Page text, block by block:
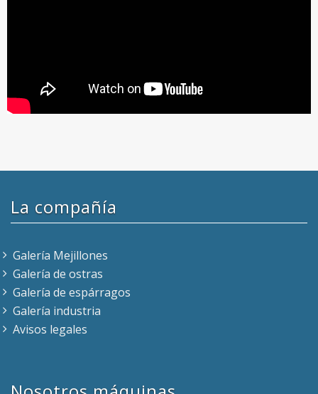
La compañía
Galería Mejillones
Galería de ostras
Galería de espárragos
Galería industria
Avisos legales